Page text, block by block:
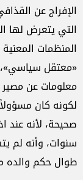
الإفراج عن
التي يتعرض لها
المنظمات
«معتقل
معلومات عن مصير
لكونه كان
صحيحة، لأنه عند
سنوات، وأنه لم
طوال حكم والده